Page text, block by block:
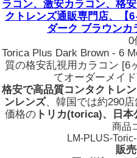
ラコン、激安カラコン、格
クトレンズ通販専門店、【
ダーク ブラウンカ
0
Torica Plus Dark Brown - 6
質の格安乱視用カラコン [6
てオーダーメイ
格安で高品質コンタクトレ
ンレンズ、韓国では約290
価格の トリカ(torica)、日
商品
LM-PLUS-
販